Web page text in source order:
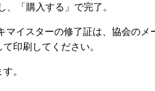
「購入する」で完了。
マイスターの修了証は、協会のメ
印刷してください。
。